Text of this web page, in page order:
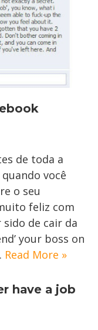
de toda a
você
o seu
feliz com
sido de cair da
your boss on
Read More »
have a job